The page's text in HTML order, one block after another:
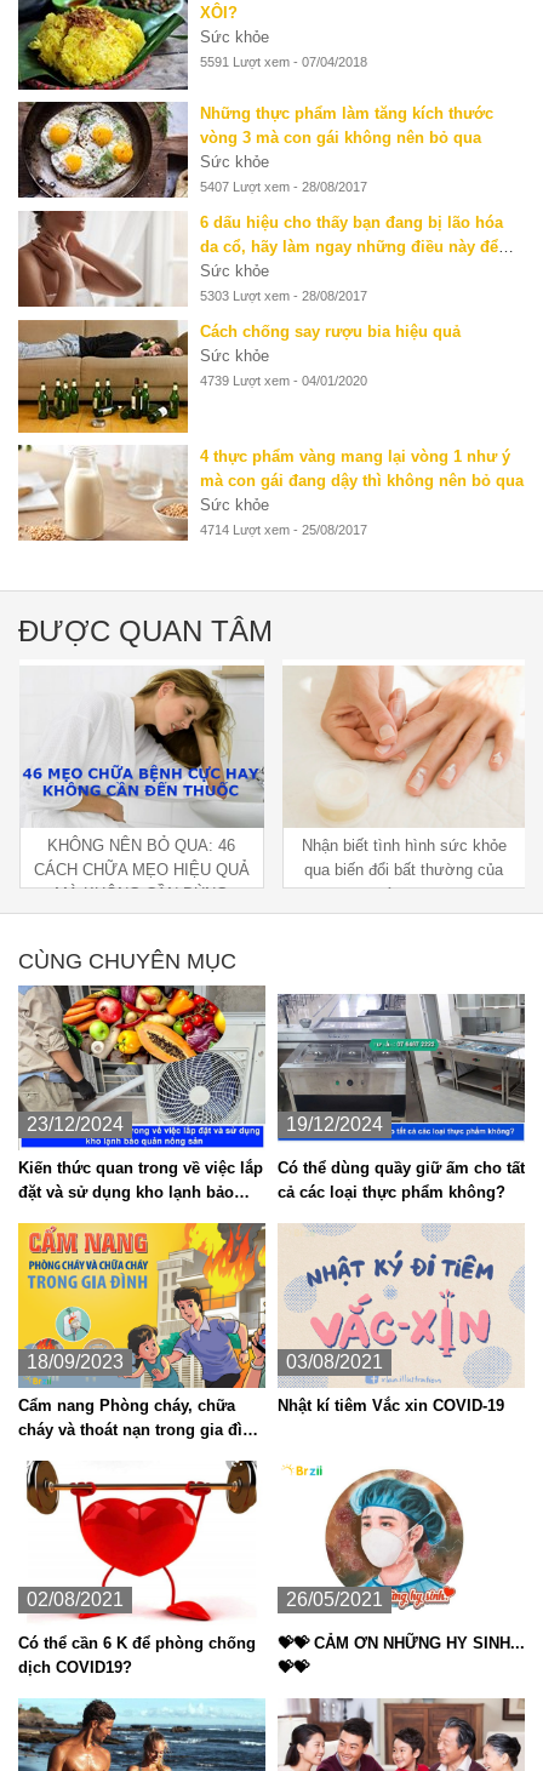
XÔI?
Sức khỏe
5591 Lượt xem - 07/04/2018
Những thực phẩm làm tăng kích thước
vòng 3 mà con gái không nên bỏ qua
Sức khỏe
5407 Lượt xem - 28/08/2017
6 dấu hiệu cho thấy bạn đang bị lão hóa
da cổ, hãy làm ngay những điều này để
ngăn chặn
Sức khỏe
5303 Lượt xem - 28/08/2017
Cách chống say rượu bia hiệu quả
Sức khỏe
4739 Lượt xem - 04/01/2020
4 thực phẩm vàng mang lại vòng 1 như ý
mà con gái đang dậy thì không nên bỏ qua
Sức khỏe
4714 Lượt xem - 25/08/2017
ĐƯỢC QUAN TÂM
KHÔNG NÊN BỎ QUA: 46
CÁCH CHỮA MẸO HIỆU QUẢ
MÀ KHÔNG CẦN DÙNG
THUỐC
Nhận biết tình hình sức khỏe
qua biến đổi bất thường của
móng tay
CÙNG CHUYÊN MỤC
23/12/2024
Kiến thức quan trong về việc lắp
đặt và sử dụng kho lạnh bảo
19/12/2024
Có thể dùng quầy giữ ấm cho tất
cả các loại thực phẩm không?
18/09/2023
Cẩm nang Phòng cháy, chữa
cháy và thoát nạn trong gia đình
03/08/2021
Nhật kí tiêm Vắc xin COVID-19
02/08/2021
Có thể cần 6 K để phòng chống
dịch COVID19?
26/05/2021
💝💝 CẢM ƠN NHỮNG HY SINH...
💝💝